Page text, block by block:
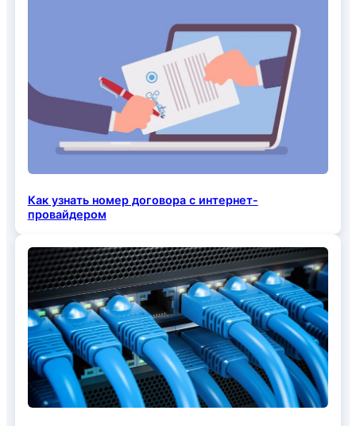
Как узнать номер договора с интернет-
провайдером